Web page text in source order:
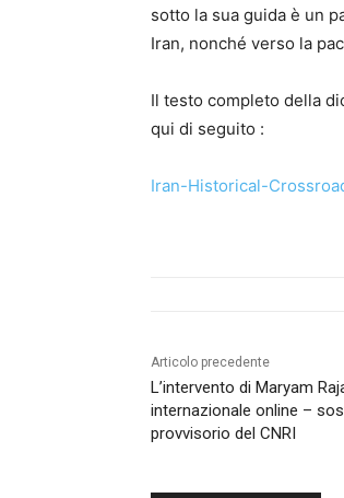
sotto la sua guida è un
Iran, nonché verso la
Il testo completo della
qui di seguito :
Iran-Historical-
Articolo precedente
L’intervento di Maryam
internazionale online –
provvisorio del CNRI